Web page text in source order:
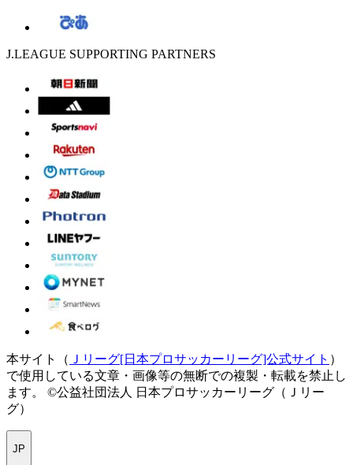
J.LEAGUE SUPPORTING PARTNERS
本サイト（ Ｊリーグ[日本プロサッカーリーグ]公式サイト ）
で使用している文章・画像等の無断での複製・転載を禁止し
ます。
©公益社団法人 日本プロサッカーリーグ（Ｊリー
グ）
JP